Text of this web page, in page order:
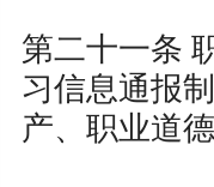
第二十一条
习信息通报
产、职业道